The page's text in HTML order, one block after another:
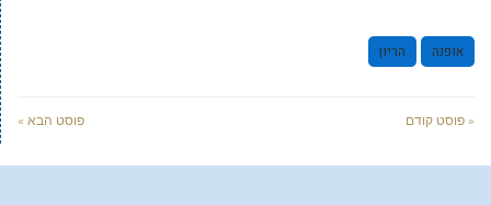
אופנה הריון
« פוסט קודם פוסט הבא »